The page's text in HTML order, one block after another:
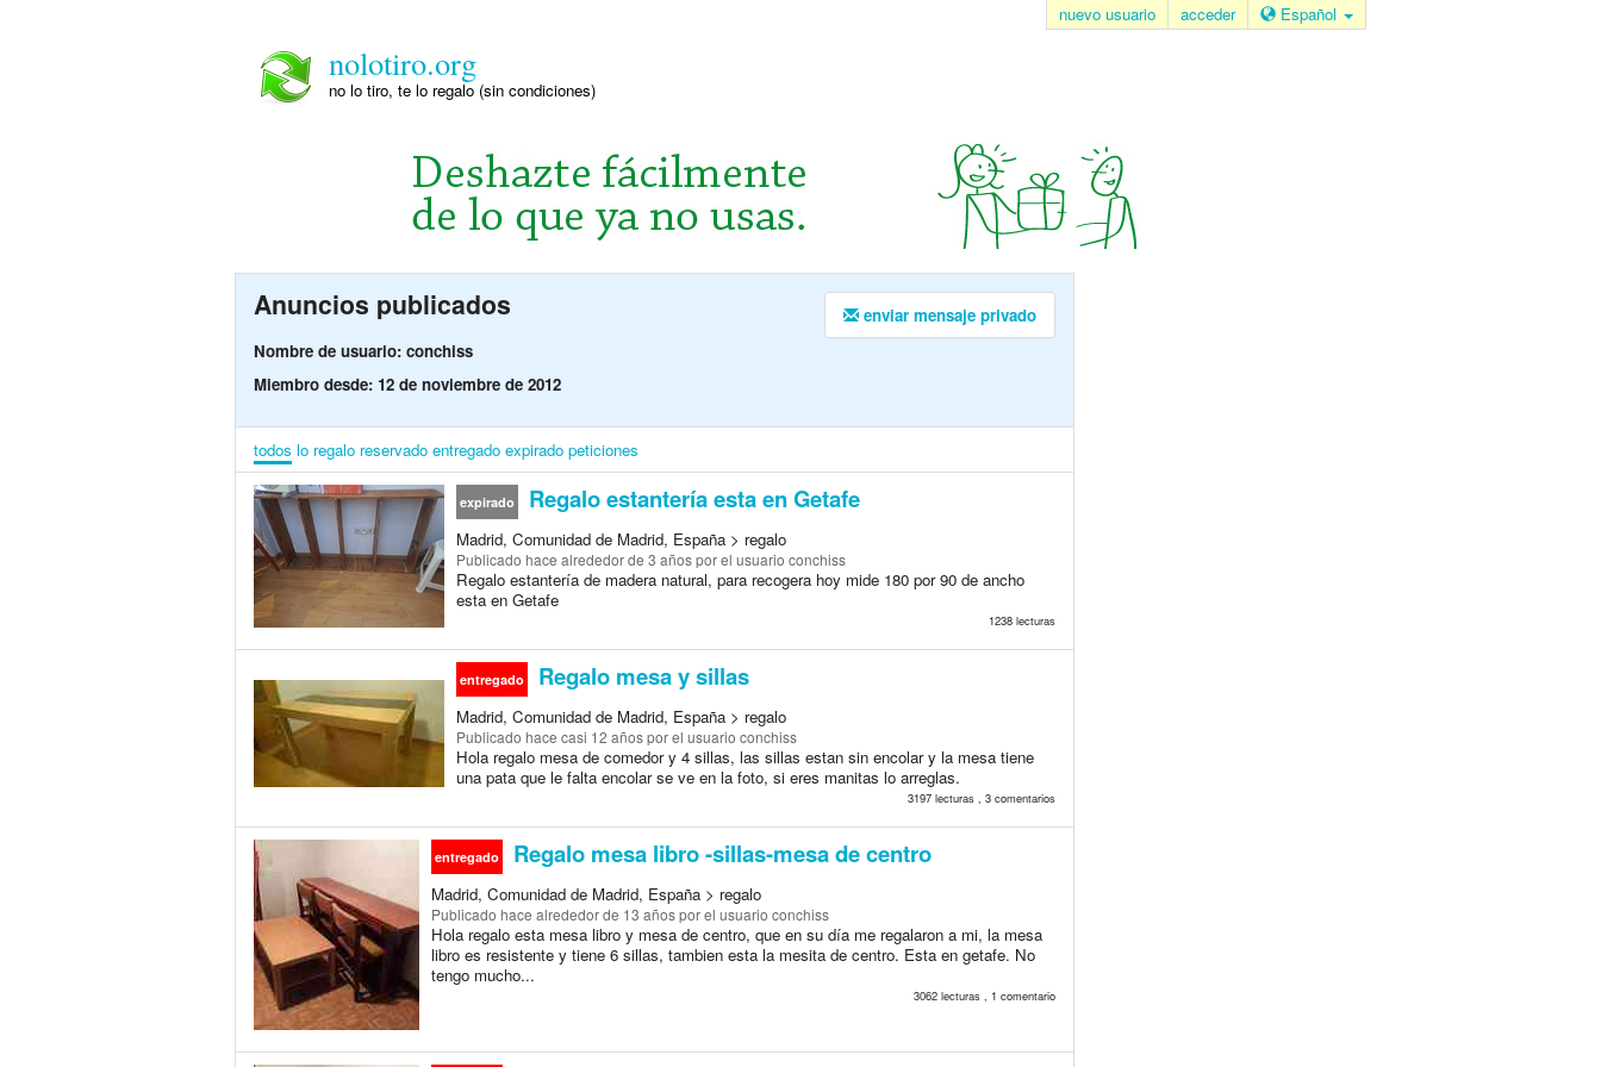
nuevo usuario acceder Español
nolotiro.org
no lo tiro, te lo regalo (sin condiciones)
enviar mensaje privado
Anuncios publicados
Nombre de usuario: conchiss
Miembro desde: 12 de noviembre de 2012
todos lo regalo reservado entregado expirado peticiones
expirado Regalo estantería esta en Getafe
Madrid, Comunidad de Madrid, España > regalo
Publicado hace alrededor de 3 añospor el usuario conchiss
Regalo estantería de madera natural, para recogera hoy mide 180 por 90 de ancho
esta en Getafe
1238 lecturas
entregado Regalo mesa y sillas
Madrid, Comunidad de Madrid, España > regalo
Publicado hace casi 12 añospor el usuario conchiss
Hola regalo mesa de comedor y 4 sillas, las sillas estan sin encolar y la mesa tiene
una pata que le falta encolar se ve en la foto, si eres manitas lo arreglas.
3197 lecturas , 3 comentarios
entregado Regalo mesa libro -sillas-mesa de centro
Madrid, Comunidad de Madrid, España > regalo
Publicado hace alrededor de 13 añospor el usuario conchiss
Hola regalo esta mesa libro y mesa de centro, que en su día me regalaron a mi, la mesa
libro es resistente y tiene 6 sillas, tambien esta la mesita de centro. Esta en getafe. No
tengo mucho...
3062 lecturas , 1 comentario